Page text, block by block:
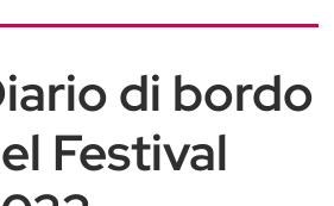
di bordo
Festival